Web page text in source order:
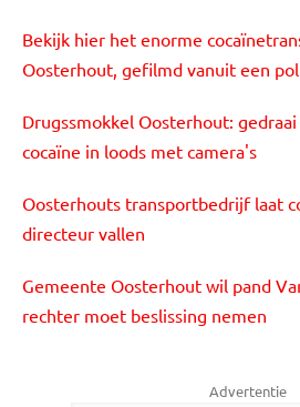
Bekijk hier het enorme
Oosterhout, gefilmd vanuit een
Drugssmokkel Oosterhout:
cocaïne in loods met camera's
Oosterhouts transportbedrijf laat
directeur vallen
Gemeente Oosterhout wil pand
rechter moet beslissing nemen
Advertentie